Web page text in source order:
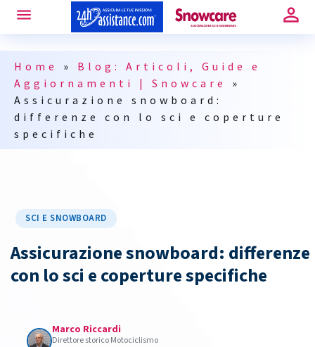
Home » Blog: Articoli, Guide e
Aggiornamenti | Snowcare
»
Assicurazione snowboard:
differenze con lo sci e coperture
specifiche
SCI E SNOWBOARD
Assicurazione snowboard: differenze
con lo sci e coperture specifiche
Marco Riccardi
Direttore storico Motociclismo